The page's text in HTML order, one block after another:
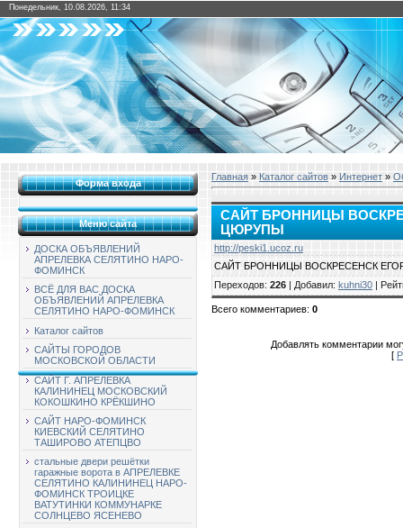
Понедельник, 10.08.2026, 11:34
Форма входа
Меню сайта
ДОСКА ОБЪЯВЛЕНИЙ
АПРЕЛЕВКА СЕЛЯТИНО НАРО-
ФОМИНСК
ВСЁ ДЛЯ ВАС ДОСКА
ОБЪЯВЛЕНИЙ АПРЕЛЕВКА
СЕЛЯТИНО НАРО-ФОМИНСК
Каталог сайтов
САЙТЫ ГОРОДОВ
МОСКОВСКОЙ ОБЛАСТИ
САЙТ Г. АПРЕЛЕВКА
КАЛИНИНЕЦ МОСКОВСКИЙ
КОКОШКИНО КРЁКШИНО
САЙТ НАРО-ФОМИНСК
КИЕВСКИЙ СЕЛЯТИНО
ТАШИРОВО АТЕПЦВО
стальные двери решётки
гаражные ворота в АПРЕЛЕВКЕ
СЕЛЯТИНО КАЛИНИНЕЦ НАРО-
ФОМИНСК ТРОИЦКЕ
ВАТУТИНКИ КОММУНАРКЕ
СОЛНЦЕВО ЯСЕНЕВО
Главная » Каталог сайтов » Интернет »
САЙТ БРОННИЦЫ
ЦЮРУПЫ
http://peski1.ucoz.ru
САЙТ БРОННИЦЫ ВОСКРЕСЕНСК
Переходов: 226 | Добавил: kuhni30 |
Всего комментариев: 0
Добавлять комментарии
[